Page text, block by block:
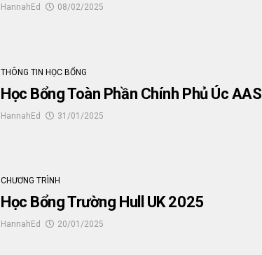
HannahEd 08/02/2025
THÔNG TIN HỌC BỔNG
Học Bổng Toàn Phần Chính Phủ Úc AAS
HannahEd 31/01/2025
CHƯƠNG TRÌNH
Học Bổng Trường Hull UK 2025
HannahEd 20/01/2025